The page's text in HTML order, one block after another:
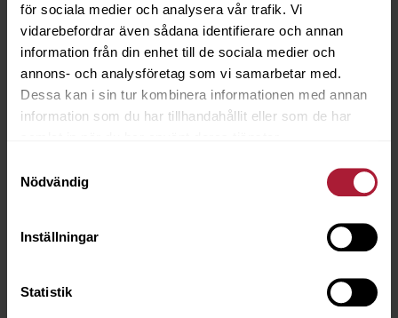
för sociala medier och analysera vår trafik. Vi
vidarebefordrar även sådana identifierare och annan
information från din enhet till de sociala medier och
annons- och analysföretag som vi samarbetar med.
Dessa kan i sin tur kombinera informationen med annan
information som du har tillhandahållit eller som de har
Nödvändig
Inställningar
Statistik
Schrumpfleder Brown
SCH-0804
Beställningsvara